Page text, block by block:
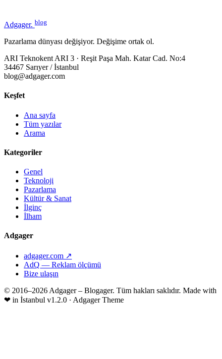
Adgager. blog
Pazarlama dünyası değişiyor. Değişime ortak ol.
ARI Teknokent ARI 3 · Reşit Paşa Mah. Katar Cad. No:4
34467 Sarıyer / İstanbul
blog@adgager.com
Keşfet
Ana sayfa
Tüm yazılar
Arama
Kategoriler
Genel
Teknoloji
Pazarlama
Kültür & Sanat
İlginç
İlham
Adgager
adgager.com ↗
AdQ — Reklam ölçümü
Bize ulaşın
© 2016–2026 Adgager – Blogager. Tüm hakları saklıdır. Made with
❤ in İstanbul v1.2.0 · Adgager Theme